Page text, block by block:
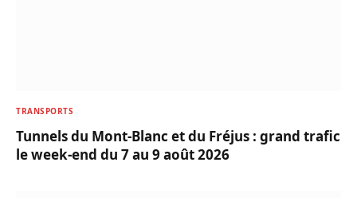
TRANSPORTS
Tunnels du Mont-Blanc et du Fréjus : grand trafic
le week-end du 7 au 9 août 2026